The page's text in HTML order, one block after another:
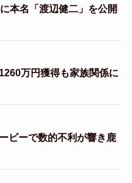
本名「渡辺健二」を公開
万円獲得も家族関係に
ビーで数的不利が響き鹿